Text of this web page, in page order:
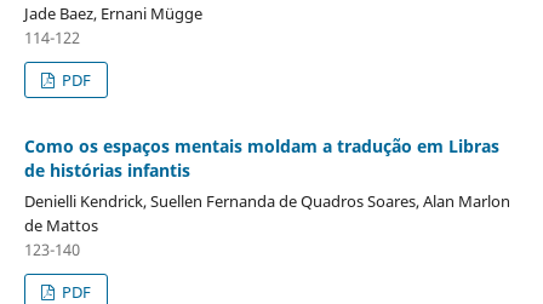
Jade Baez, Ernani Mügge
114-122
PDF
Como os espaços mentais moldam a tradução em Libras
de histórias infantis
Denielli Kendrick, Suellen Fernanda de Quadros Soares, Alan Marlon
de Mattos
123-140
PDF